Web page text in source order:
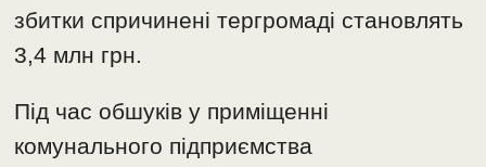
збитки спричинені тергромаді становлять
3,4 млн грн.
Під час обшуків у приміщенні
комунального підприємства